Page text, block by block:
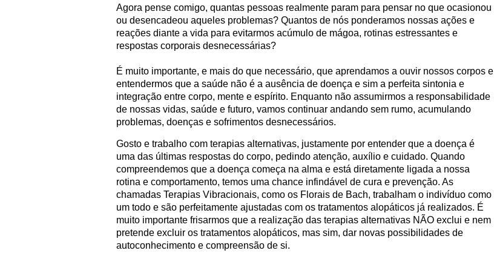
Agora pense comigo, quantas pessoas realmente param para pensar no que ocasionou
ou desencadeou aqueles problemas? Quantos de nós ponderamos nossas ações e
reações diante a vida para evitarmos acúmulo de mágoa, rotinas estressantes e
respostas corporais desnecessárias?
É muito importante, e mais do que necessário, que aprendamos a ouvir nossos corpos e
entendermos que a saúde não é a ausência de doença e sim a perfeita sintonia e
integração entre corpo, mente e espírito. Enquanto não assumirmos a responsabilidade
de nossas vidas, saúde e futuro, vamos continuar andando sem rumo, acumulando
problemas, doenças e sofrimentos desnecessários.
Gosto e trabalho com terapias alternativas, justamente por entender que a doença é
uma das últimas respostas do corpo, pedindo atenção, auxílio e cuidado. Quando
compreendemos que a doença começa na alma e está diretamente ligada a nossa
rotina e comportamento, temos uma chance infindável de cura e prevenção. As
chamadas Terapias Vibracionais, como os Florais de Bach, trabalham o indivíduo como
um todo e são perfeitamente ajustadas com os tratamentos alopáticos já realizados. É
muito importante frisarmos que a realização das terapias alternativas NÃO exclui e nem
pretende excluir os tratamentos alopáticos, mas sim, dar novas possibilidades de
autoconhecimento e compreensão de si.